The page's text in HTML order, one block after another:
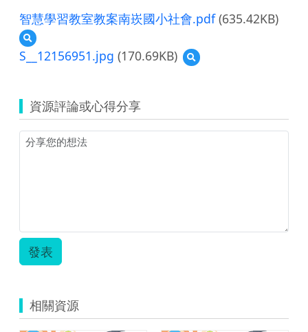
智慧學習教室教案南崁國小社會.pdf(635.42KB)
預
覽
智
習
教
室
教
會.pdf
S__12156951.jpg (170.69KB)
預
覽
資源評論或心得分享
發表
相關資源